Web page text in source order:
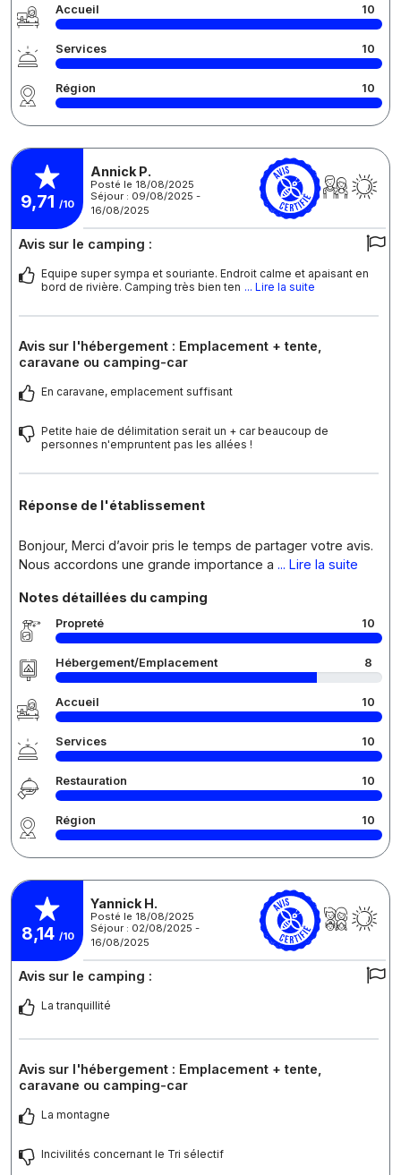
Accueil 10
Services 10
Région 10
9,71 /10
Annick P.
Posté le 18/08/2025
Séjour : 09/08/2025 -
16/08/2025
Avis sur le camping :
Equipe super sympa et souriante. Endroit calme et apaisant en
bord de rivière. Camping très bien ten ... Lire la suite
Avis sur l'hébergement : Emplacement + tente,
caravane ou camping-car
En caravane, emplacement suffisant
Petite haie de délimitation serait un + car beaucoup de
personnes n'empruntent pas les allées !
Réponse de l'établissement
Bonjour, Merci d’avoir pris le temps de partager votre avis.
Nous accordons une grande importance a ... Lire la suite
Notes détaillées du camping
Propreté 10
Hébergement/Emplacement 8
Accueil 10
Services 10
Restauration 10
Région 10
8,14 /10
Yannick H.
Posté le 18/08/2025
Séjour : 02/08/2025 -
16/08/2025
Avis sur le camping :
La tranquillité
Avis sur l'hébergement : Emplacement + tente,
caravane ou camping-car
La montagne
Incivilités concernant le Tri sélectif